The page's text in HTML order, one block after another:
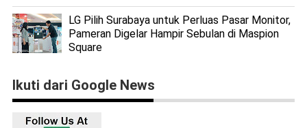
LG Pilih Surabaya untuk Perluas Pasar Monitor,
Pameran Digelar Hampir Sebulan di Maspion
Square
Ikuti dari Google News